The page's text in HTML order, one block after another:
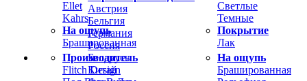
Ellet
Kahrs
На ощупь
Брашированная
Светлые
Темные
Покрытие
Лак
Производитель
Flitch Design
На ощупь
Брашированная
Австрия
Бельгия
Германия
Россия
Беларусь
Китай